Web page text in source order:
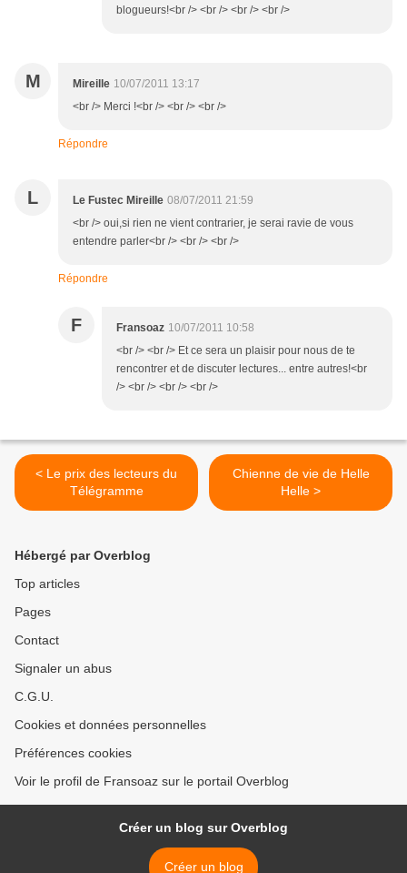
blogueurs!<br /> <br /> <br /> <br />
M Mireille 10/07/2011 13:17
<br /> Merci !<br /> <br /> <br />
Répondre
L Le Fustec Mireille 08/07/2011 21:59
<br /> oui,si rien ne vient contrarier, je serai ravie de vous
entendre parler<br /> <br /> <br />
Répondre
F Fransoaz 10/07/2011 10:58
<br /> <br /> Et ce sera un plaisir pour nous de te
rencontrer et de discuter lectures... entre autres!<br
/> <br /> <br /> <br />
< Le prix des lecteurs du
Télégramme
Chienne de vie de Helle
Helle >
Hébergé par Overblog
Top articles
Pages
Contact
Signaler un abus
C.G.U.
Cookies et données personnelles
Préférences cookies
Voir le profil de Fransoaz sur le portail Overblog
Créer un blog sur Overblog
Créer un blog